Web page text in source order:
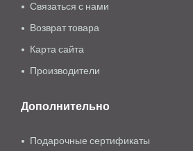
Связаться с нами
Возврат товара
Карта сайта
Производители
Дополнительно
Подарочные сертификаты